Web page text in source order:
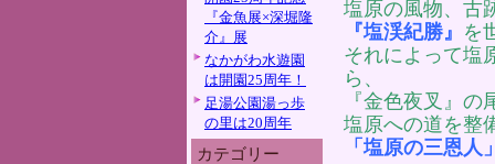
『金魚展×深堀隆
介』展
なかがわ水遊園
は開園25周年！
足湯公園湯っ歩
の里は20周年
カテゴリー
塩原の風物、古
『塩渓紀勝』 を
それによって塩
ら、
『金色夜叉』の
塩原への道を整
「塩原の三恩人